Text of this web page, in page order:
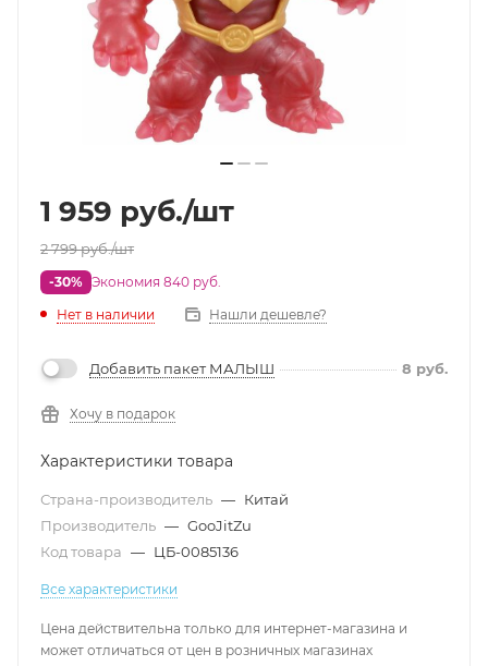
1 959 руб./шт
2 799руб./шт
-30% Экономия 840 руб.
Нет в наличии
Нашли дешевле?
Добавить пакет МАЛЫШ 8 руб.
Хочу в подарок
Характеристики товара
Страна-производитель — Китай
Производитель — GooJitZu
Код товара — ЦБ-0085136
Все характеристики
Цена действительна только для интернет-магазина и
может отличаться от цен в розничных магазинах